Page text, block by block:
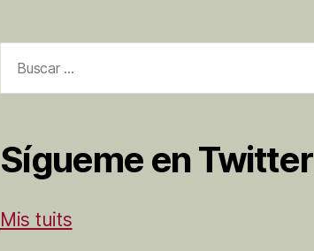
Sígueme en Twitter
Mis tuits